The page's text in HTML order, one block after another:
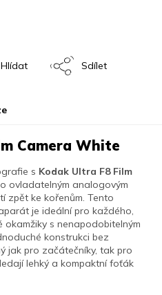
Hlídat Sdílet
Camera White
s Kodak Ultra F8 Film
ovladatelným analogovým
zpět ke kořenům. Tento
je ideální pro každého,
s nenapodobitelným
konstrukci bez
jak pro začátečníky, tak pro
lehký a kompaktní foťák